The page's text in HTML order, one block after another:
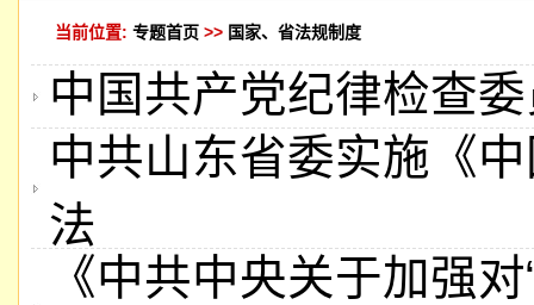
当前位置: 专题首页 >> 国家、省法规制度
中国共产党纪律检查
中共山东省委实施《
法
《中共中央关于加强